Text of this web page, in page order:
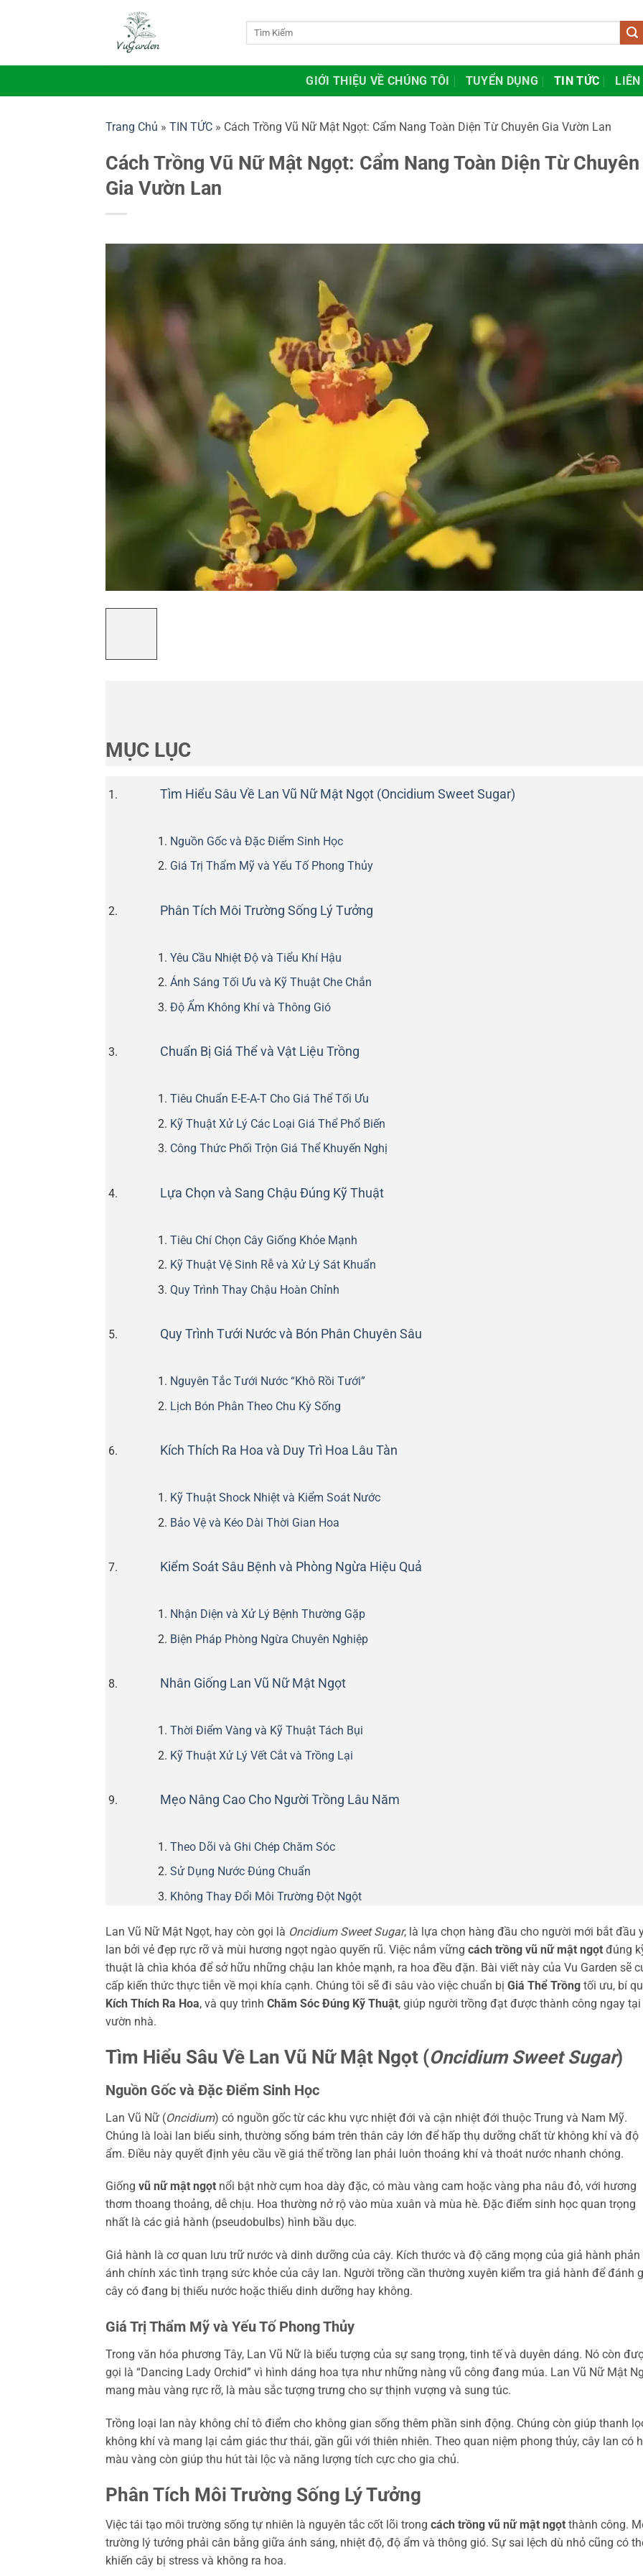
dung
GIỚI THIỆU VỀ CHÚNG TÔI TUYỂN DỤNG TIN TỨC LIÊN
Trang Chủ » TIN TỨC » Cách Trồng Vũ Nữ Mật Ngọt: Cẩm Nang Toàn Diện Từ Chuyên Gia Vườn Lan
Cách Trồng Vũ Nữ Mật Ngọt: Cẩm Nang Toàn Diện Từ Chuyên
Gia Vườn Lan
MỤC LỤC
Tìm Hiểu Sâu Về Lan Vũ Nữ Mật Ngọt (Oncidium Sweet Sugar)
Nguồn Gốc và Đặc Điểm Sinh Học
Giá Trị Thẩm Mỹ và Yếu Tố Phong Thủy
Phân Tích Môi Trường Sống Lý Tưởng
Yêu Cầu Nhiệt Độ và Tiểu Khí Hậu
Ánh Sáng Tối Ưu và Kỹ Thuật Che Chắn
Độ Ẩm Không Khí và Thông Gió
Chuẩn Bị Giá Thể và Vật Liệu Trồng
Tiêu Chuẩn E-E-A-T Cho Giá Thể Tối Ưu
Kỹ Thuật Xử Lý Các Loại Giá Thể Phổ Biến
Công Thức Phối Trộn Giá Thể Khuyến Nghị
Lựa Chọn và Sang Chậu Đúng Kỹ Thuật
Tiêu Chí Chọn Cây Giống Khỏe Mạnh
Kỹ Thuật Vệ Sinh Rễ và Xử Lý Sát Khuẩn
Quy Trình Thay Chậu Hoàn Chỉnh
Quy Trình Tưới Nước và Bón Phân Chuyên Sâu
Nguyên Tắc Tưới Nước “Khô Rồi Tưới”
Lịch Bón Phân Theo Chu Kỳ Sống
Kích Thích Ra Hoa và Duy Trì Hoa Lâu Tàn
Kỹ Thuật Shock Nhiệt và Kiểm Soát Nước
Bảo Vệ và Kéo Dài Thời Gian Hoa
Kiểm Soát Sâu Bệnh và Phòng Ngừa Hiệu Quả
Nhận Diện và Xử Lý Bệnh Thường Gặp
Biện Pháp Phòng Ngừa Chuyên Nghiệp
Nhân Giống Lan Vũ Nữ Mật Ngọt
Thời Điểm Vàng và Kỹ Thuật Tách Bụi
Kỹ Thuật Xử Lý Vết Cắt và Trồng Lại
Mẹo Nâng Cao Cho Người Trồng Lâu Năm
Theo Dõi và Ghi Chép Chăm Sóc
Sử Dụng Nước Đúng Chuẩn
Không Thay Đổi Môi Trường Đột Ngột
Lan Vũ Nữ Mật Ngọt, hay còn gọi là Oncidium Sweet Sugar, là lựa chọn hàng đầu cho người mới bắt đầu
lan bởi vẻ đẹp rực rỡ và mùi hương ngọt ngào quyến rũ. Việc nắm vững cách trồng vũ nữ mật ngọt đúng
thuật là chìa khóa để sở hữu những chậu lan khỏe mạnh, ra hoa đều đặn. Bài viết này của Vu Garden sẽ
cấp kiến thức thực tiễn về mọi khía cạnh. Chúng tôi sẽ đi sâu vào việc chuẩn bị Giá Thể Trồng tối ưu, bí
Kích Thích Ra Hoa, và quy trình Chăm Sóc Đúng Kỹ Thuật, giúp người trồng đạt được thành công ngay tại
vườn nhà.
Tìm Hiểu Sâu Về Lan Vũ Nữ Mật Ngọt (Oncidium Sweet Sugar)
Nguồn Gốc và Đặc Điểm Sinh Học
Lan Vũ Nữ (Oncidium) có nguồn gốc từ các khu vực nhiệt đới và cận nhiệt đới thuộc Trung và Nam Mỹ.
Chúng là loài lan biểu sinh, thường sống bám trên thân cây lớn để hấp thụ dưỡng chất từ không khí và độ
ẩm. Điều này quyết định yêu cầu về giá thể trồng lan phải luôn thoáng khí và thoát nước nhanh chóng.
Giống vũ nữ mật ngọt nổi bật nhờ cụm hoa dày đặc, có màu vàng cam hoặc vàng pha nâu đỏ, với hương
thơm thoang thoảng, dễ chịu. Hoa thường nở rộ vào mùa xuân và mùa hè. Đặc điểm sinh học quan trọng
nhất là các giả hành (pseudobulbs) hình bầu dục.
Giả hành là cơ quan lưu trữ nước và dinh dưỡng của cây. Kích thước và độ căng mọng của giả hành phản
ánh chính xác tình trạng sức khỏe của cây lan. Người trồng cần thường xuyên kiểm tra giả hành để đánh
cây có đang bị thiếu nước hoặc thiếu dinh dưỡng hay không.
Giá Trị Thẩm Mỹ và Yếu Tố Phong Thủy
Trong văn hóa phương Tây, Lan Vũ Nữ là biểu tượng của sự sang trọng, tinh tế và duyên dáng. Nó còn
gọi là “Dancing Lady Orchid” vì hình dáng hoa tựa như những nàng vũ công đang múa. Lan Vũ Nữ Mật
mang màu vàng rực rỡ, là màu sắc tượng trưng cho sự thịnh vượng và sung túc.
Trồng loại lan này không chỉ tô điểm cho không gian sống thêm phần sinh động. Chúng còn giúp thanh
không khí và mang lại cảm giác thư thái, gần gũi với thiên nhiên. Theo quan niệm phong thủy, cây lan có
màu vàng còn giúp thu hút tài lộc và năng lượng tích cực cho gia chủ.
Phân Tích Môi Trường Sống Lý Tưởng
Việc tái tạo môi trường sống tự nhiên là nguyên tắc cốt lõi trong cách trồng vũ nữ mật ngọt thành công.
trường lý tưởng phải cân bằng giữa ánh sáng, nhiệt độ, độ ẩm và thông gió. Sự sai lệch dù nhỏ cũng có
khiến cây bị stress và không ra hoa.